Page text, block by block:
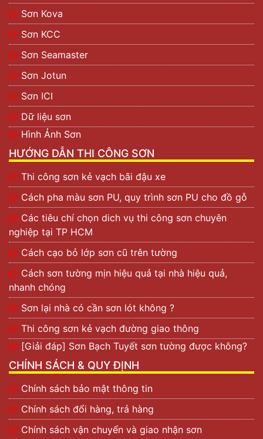
Sơn Kova
Sơn KCC
Sơn Seamaster
Sơn Jotun
Sơn ICI
Dữ liệu sơn
Hình Ảnh Sơn
HƯỚNG DẪN THI CÔNG SƠN
Thi công sơn kẻ vạch bãi đậu xe
Cách pha màu sơn PU, quy trình sơn PU cho đồ gỗ
Các tiêu chí chọn dich vụ thi công sơn chuyên
nghiệp tại TP HCM
Cách cạo bỏ lớp sơn cũ trên tường
Cách sơn tường mịn hiệu quả tại nhà hiệu quả,
nhanh chóng
Sơn lại nhà có cần sơn lót không ?
Thi công sơn kẻ vạch đường giao thông
[Giải đáp] Sơn Bạch Tuyết sơn tường được không?
CHÍNH SÁCH & QUY ĐỊNH
Chính sách bảo mật thông tin
Chính sách đổi hàng, trả hàng
Chính sách vận chuyển và giao nhận sơn